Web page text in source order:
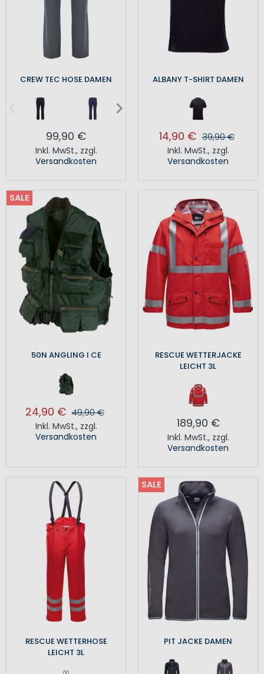
CREW TEC HOSE DAMEN
99,90 €
Inkl. MwSt., zzgl.
Versandkosten
ALBANY T-SHIRT DAMEN
14,90 € 39,90 €
Inkl. MwSt., zzgl.
Versandkosten
SALE
50N ANGLING I CE
24,90 € 49,90 €
Inkl. MwSt., zzgl.
Versandkosten
RESCUE WETTERJACKE
LEICHT 3L
189,90 €
Inkl. MwSt., zzgl.
Versandkosten
RESCUE WETTERHOSE
LEICHT 3L
SALE
PIT JACKE DAMEN